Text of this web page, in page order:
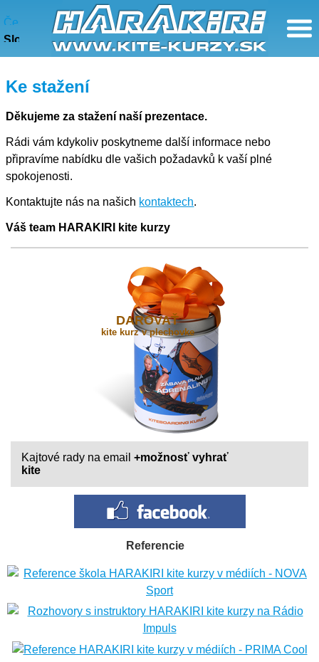
Česky
Slovensky
Ke stažení
Děkujeme za stažení naší prezentace.
Rádi vám kdykoliv poskytneme další informace nebo
připravíme nabídku dle vašich požadavků k vaší plné
spokojenosti.
Kontaktujte nás na našich kontaktech.
Váš team HARAKIRI kite kurzy
DAROVAŤ
kite kurz v plechovke
Kajtové rady na email +možnosť vyhrať
kite
Referencie